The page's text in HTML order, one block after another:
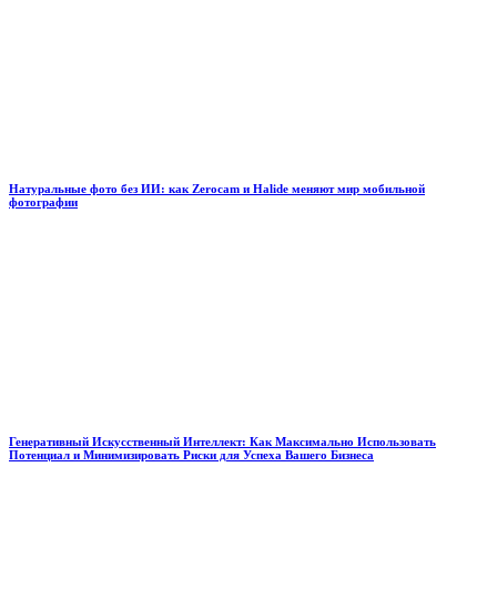
Натуральные фото без ИИ: как Zerocam и Halide меняют мир мобильной
фотографии
Генеративный Искусственный Интеллект: Как Максимально Использовать
Потенциал и Минимизировать Риски для Успеха Вашего Бизнеса